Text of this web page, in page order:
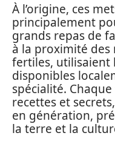
À l’origine, ces
principalement
grands repas de
à la proximité des
fertiles, utilisaient
disponibles
spécialité.
recettes et
en génération,
la terre et la